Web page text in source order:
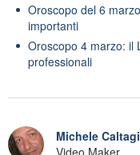
Oroscopo del 6
importanti
Oroscopo 4 marzo: il
professionali
Michele